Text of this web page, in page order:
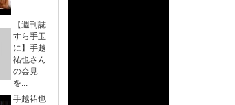
【週刊誌
すら手玉
に】手越
祐也さん
の会見
を...
手越祐也